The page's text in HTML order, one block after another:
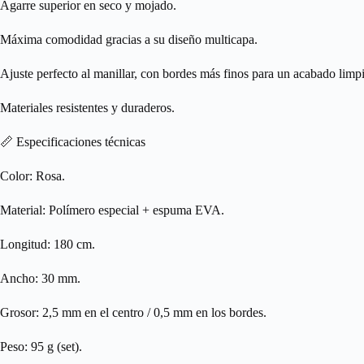
Agarre superior en seco y mojado.
Máxima comodidad gracias a su diseño multicapa.
Ajuste perfecto al manillar, con bordes más finos para un acabado
Materiales resistentes y duraderos.
📏 Especificaciones técnicas
Color: Rosa.
Material: Polímero especial + espuma EVA.
Longitud: 180 cm.
Ancho: 30 mm.
Grosor: 2,5 mm en el centro / 0,5 mm en los bordes.
Peso: 95 g (set).